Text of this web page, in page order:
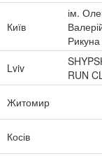
Київ
ім.
Рикуна
Lviv
RUN
Житомир
Косів